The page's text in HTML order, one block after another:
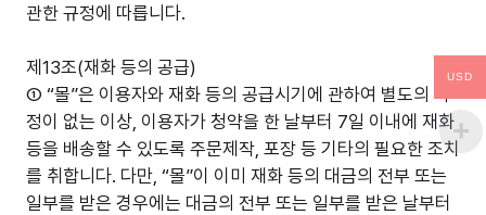
관한 규정에 따릅니다.
제13조(재화 등의 공급)
① “몰”은 이용자와 재화 등의 공급시기에 관하여 별도의 약
정이 없는 이상, 이용자가 청약을 한 날부터 7일 이내에 재화
등을 배송할 수 있도록 주문제작, 포장 등 기타의 필요한 조치
를 취합니다. 다만, “몰”이 이미 재화 등의 대금의 전부 또는
일부를 받은 경우에는 대금의 전부 또는 일부를 받은 날부터
USD